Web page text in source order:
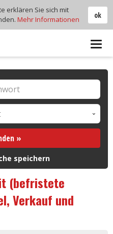
»
speichern
(befristete
Verkauf und
ok
erklären Sie sich mit
Mehr Informationen